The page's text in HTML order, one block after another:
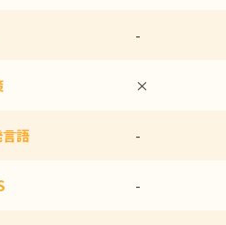
-
×
語 -
-